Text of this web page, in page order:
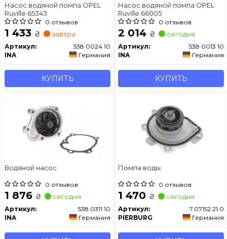
Насос водяной помпа OPEL
Ruville 65343
0 отзывов
1 433 ₴ завтра
Артикул:
538 0024 10
INA
Германия
КУПИТЬ
Насос водяной помпа OPEL
Ruville 66005
0 отзывов
2 014 ₴ сегодня
Артикул:
538 0013 10
INA
Германия
КУПИТЬ
Водяной насос
0 отзывов
1 876 ₴ сегодня
Артикул:
538 0311 10
INA
Германия
Помпа воды
0 отзывов
1 470 ₴ сегодня
Артикул:
7.07152.21.0
PIERBURG
Германия